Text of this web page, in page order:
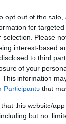
opt-out of the
for
selection. Please
interest-based
to third
of your
This information
Participants that
that this website/
but not
ξεκίνησε η
του